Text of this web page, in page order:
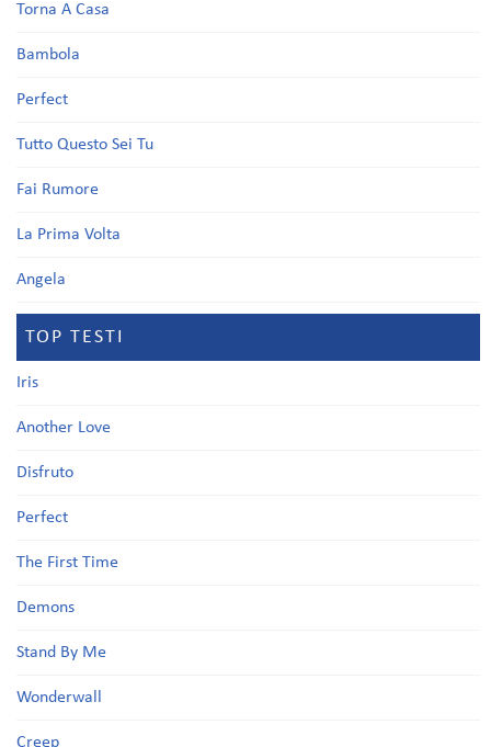
Torna A Casa
Bambola
Perfect
Tutto Questo Sei Tu
Fai Rumore
La Prima Volta
Angela
TOP TESTI
Iris
Another Love
Disfruto
Perfect
The First Time
Demons
Stand By Me
Wonderwall
Creep